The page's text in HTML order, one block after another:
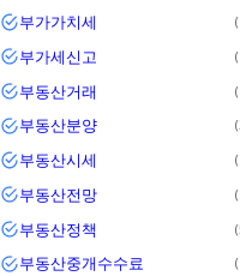
부가가치세
부가세신고
부동산거래
부동산분양
부동산시세
부동산전망
부동산정책
부동산중개수수료